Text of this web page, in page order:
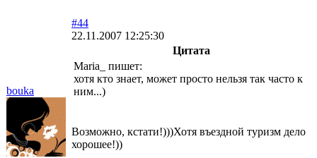
bouka
#44
22.11.2007 12:25:30
Цитата
Maria_ пишет:
хотя кто знает, может просто нельзя так часто к
ним...)
Возможно, кстати!)))Хотя въездной туризм дело
хорошее!))